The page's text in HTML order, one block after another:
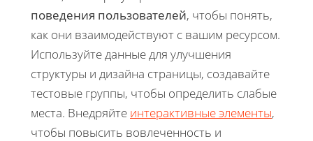
поведения пользователей, чтобы понять,
как они взаимодействуют с вашим ресурсом.
Используйте данные для улучшения
структуры и дизайна страницы, создавайте
тестовые группы, чтобы определить слабые
места. Внедряйте интерактивные элементы,
чтобы повысить вовлеченность и